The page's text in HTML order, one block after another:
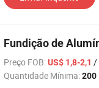
Fundição de
Preço FOB:US$ 1,8-2,1 /
Quantidade Mínima:200